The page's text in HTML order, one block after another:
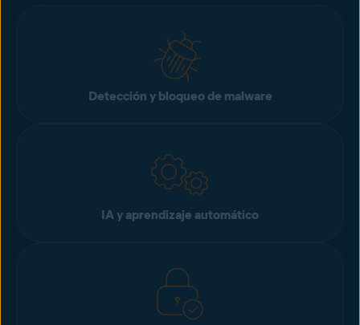
Detección y bloqueo de malware
IA y aprendizaje automático